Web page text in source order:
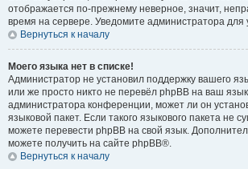
отображается по-прежнему неверное, значит,
время на сервере. Уведомите администратора
Вернуться к началу
Моего языка нет в списке!
Администратор не установил поддержку вашего
или же просто никто не перевёл phpBB на ваш
администратора конференции, может ли он
языковой пакет. Если такого языкового пакета не
можете перевести phpBB на свой язык.
можете получить на сайте phpBB®.
Вернуться к началу